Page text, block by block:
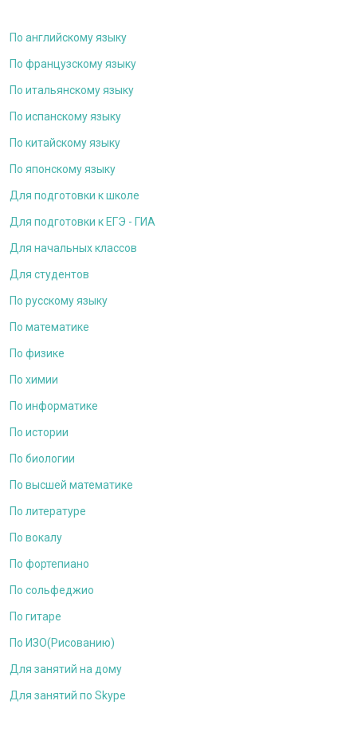
По английскому языку
По французскому языку
По итальянскому языку
По испанскому языку
По китайскому языку
По японскому языку
Для подготовки к школе
Для подготовки к ЕГЭ - ГИА
Для начальных классов
Для студентов
По русскому языку
По математике
По физике
По химии
По информатике
По истории
По биологии
По высшей математике
По литературе
По вокалу
По фортепиано
По сольфеджио
По гитаре
По ИЗО(Рисованию)
Для занятий на дому
Для занятий по Skype